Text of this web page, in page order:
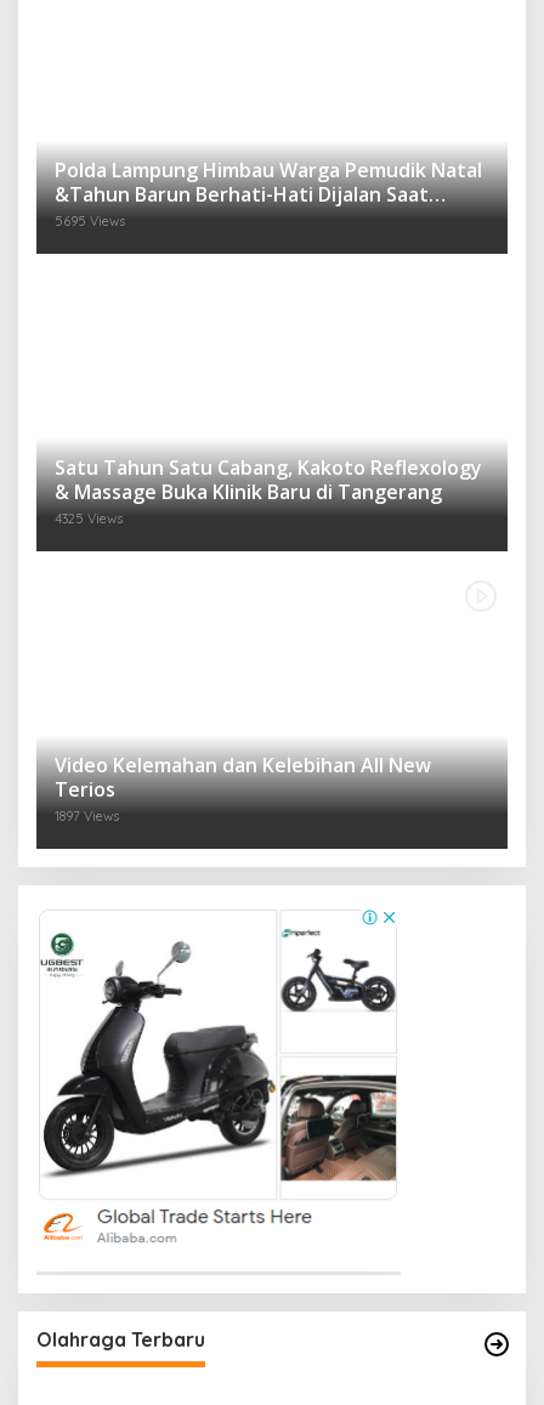
Polda Lampung Himbau Warga Pemudik Natal
&Tahun Barun Berhati-Hati Dijalan Saat
Melintas di -Titik Rawan Kecelakaan
5695 Views
Satu Tahun Satu Cabang, Kakoto Reflexology
& Massage Buka Klinik Baru di Tangerang
4325 Views
Video Kelemahan dan Kelebihan All New
Terios
1897 Views
Olahraga Terbaru